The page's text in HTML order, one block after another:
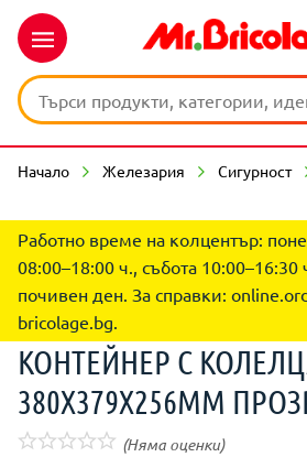
Начало Железария Сигурност
Работно време на колцентър:
08:00–18:00 ч., събота 10:00–16:30
почивен ден. За справки:
bricolage.bg.
КОНТЕЙНЕР С
380Х379Х256ММ
(Няма оценки)